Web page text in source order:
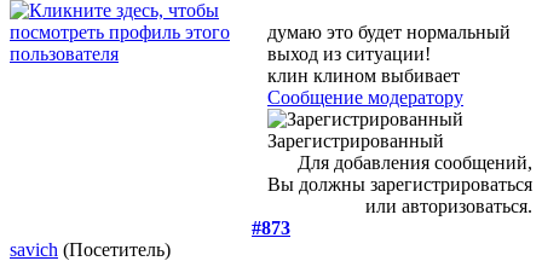
думаю это будет нормальный
выход из ситуации!
клин клином выбивает
Сообщение модератору
Зарегистрированный
Для добавления сообщений,
Вы должны зарегистрироваться
или авторизоваться.
#873
savich (Посетитель)